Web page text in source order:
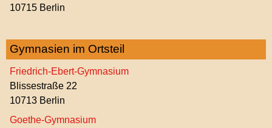
10715 Berlin
Gymnasien im Ortsteil
Friedrich-Ebert-Gymnasium
Blissestraße 22
10713 Berlin
Goethe-Gymnasium